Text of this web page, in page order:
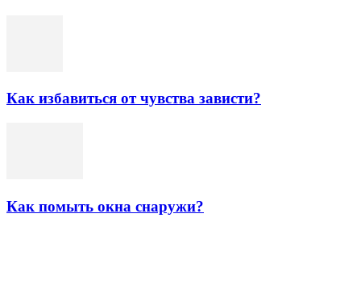
Как избавиться от чувства зависти?
Как помыть окна снаружи?